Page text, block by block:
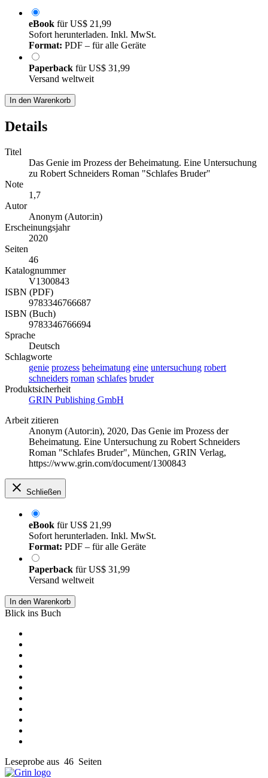
eBook fürUS$ 21,99
Sofort herunterladen. Inkl. MwSt.
Format: PDF – für alle Geräte
Paperback fürUS$ 31,99
Versand weltweit
In den Warenkorb
Details
Titel
Das Genie im Prozess der Beheimatung. Eine Untersuchung
zu Robert Schneiders Roman "Schlafes Bruder"
Note
1,7
Autor
Anonym (Autor:in)
Erscheinungsjahr
2020
Seiten
46
Katalognummer
V1300843
ISBN (PDF)
9783346766687
ISBN (Buch)
9783346766694
Sprache
Deutsch
Schlagworte
genie prozess beheimatung eine untersuchung robert
schneiders roman schlafes bruder
Produktsicherheit
GRIN Publishing GmbH
Arbeit zitieren
Anonym (Autor:in), 2020, Das Genie im Prozess der
Beheimatung. Eine Untersuchung zu Robert Schneiders
Roman "Schlafes Bruder", München, GRIN Verlag,
https://www.grin.com/document/1300843
Schließen
eBook fürUS$ 21,99
Sofort herunterladen. Inkl. MwSt.
Format: PDF – für alle Geräte
Paperback fürUS$ 31,99
Versand weltweit
In den Warenkorb
Blick ins Buch